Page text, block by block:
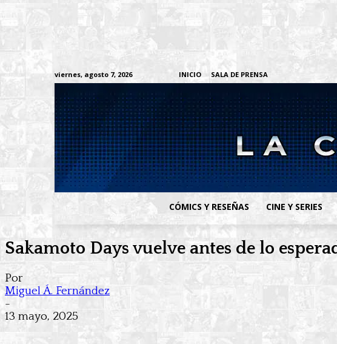
viernes, agosto 7, 2026 INICIO SALA DE PRENSA
CÓMICS Y RESEÑAS CINE Y SERIES
Sakamoto Days vuelve antes de lo
Por
Miguel Á. Fernández
-
13 mayo, 2025